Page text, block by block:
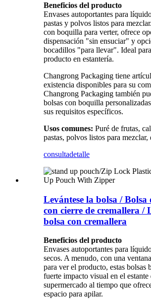
Beneficios del producto
Envases autoportantes para
pastas y polvos listos para
con boquilla para verter, ofrece
dispensación "sin ensuciar" y
bocadillos "para llevar". Ideal
producto en estantería.
Changrong Packaging tiene
existencia disponibles para su
Changrong Packaging también
bolsas con boquilla
sus requisitos específicos.
Usos comunes: Puré de frutas,
pastas, polvos listos para mezclar,
consultadetalle
Levántese la bolsa / Bolsa
con cierre de cremallera /
bolsa con cremallera
Beneficios del producto
Envases autoportantes para
secos. A menudo, con una
para ver el producto, estas bolsas
fuerte impacto visual en el estante
supermercado al tiempo que
espacio para apilar.